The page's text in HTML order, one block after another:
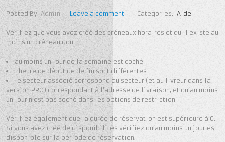
Posted By Admin | Leave a comment Categories: Aide
Vérifiez que vous avez créé des créneaux horaires et qu’il existe au
moins un créneau dont :
au moins un jour de la semaine est coché
l’heure de début de de fin sont différentes
le secteur associé correspond au secteur (et au livreur dans la
version PRO) correspondant à l’adresse de livraison, et qu’au moins
un jour n’est pas coché dans les options de restriction
Vérifiez également que la durée de réservation est supérieure à 0.
Si vous avez créé de disponibilités vérifiez qu’au moins un jour est
disponible sur la période de réservation.